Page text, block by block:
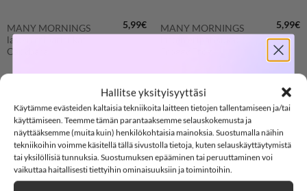
Hallitse yksityisyyttäsi
Käytämme evästeiden kaltaisia tekniikoita laitteen tietojen tallentamiseen ja/tai
käyttämiseen. Teemme tämän parantaaksemme selauskokemusta ja
näyttääksemme (muita kuin) henkilökohtaisia mainoksia. Suostumalla näihin
tekniikoihin voimme käsitellä tällä sivustolla tietoja, kuten selauskäyttäytymistä
tai yksilöllisiä tunnuksia. Suostumuksen epääminen tai peruuttaminen voi
vaikuttaa haitallisesti tiettyihin ominaisuuksiin ja toimintoihin.
MANY MORNINGS
lasten eriparisukat,
Capybara
5,99€
23/26 27/30 31/34
Clear
MANY MORNINGS
tuotteesta:
/ 5
5,99€
23/26 27/30 31/34
Clear
SOFTSHELL
-15%
15% ALENNUS KOODILLA:SOFTSHELL15